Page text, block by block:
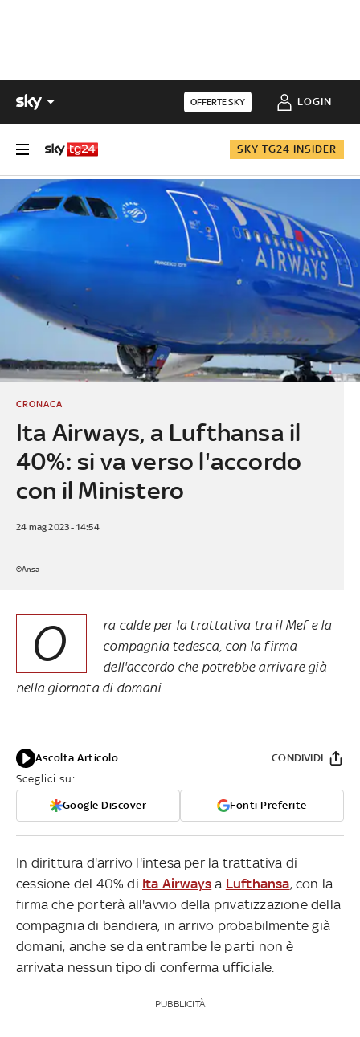
OFFERTE SKY LOGIN
SKY TG24 INSIDER
Ita Airways, a Lufthansa il
40%: si va verso l'accordo
con il Ministero
CRONACA
24 mag 2023 - 14:54
©Ansa
O
ra calde per la trattativa tra il Mef e la
compagnia tedesca, con la firma
dell'accordo che potrebbe arrivare già
nella giornata di domani
Ascolta Articolo
Sceglici su:
Google Discover Fonti Preferite
CONDIVIDI
In dirittura d'arrivo l'intesa per la trattativa di
cessione del 40% di Ita Airways a Lufthansa, con la
firma che porterà all'avvio della privatizzazione della
compagnia di bandiera, in arrivo probabilmente già
domani, anche se da entrambe le parti non è
arrivata nessun tipo di conferma ufficiale.
PUBBLICITÀ